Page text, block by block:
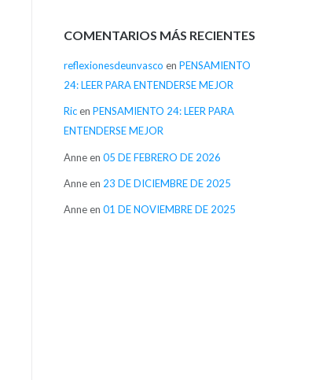
COMENTARIOS MÁS RECIENTES
reflexionesdeunvasco en PENSAMIENTO
24: LEER PARA ENTENDERSE MEJOR
Ricen PENSAMIENTO 24: LEER PARA
ENTENDERSE MEJOR
Anneen 05 DE FEBRERO DE 2026
Anneen 23 DE DICIEMBRE DE 2025
Anneen 01 DE NOVIEMBRE DE 2025